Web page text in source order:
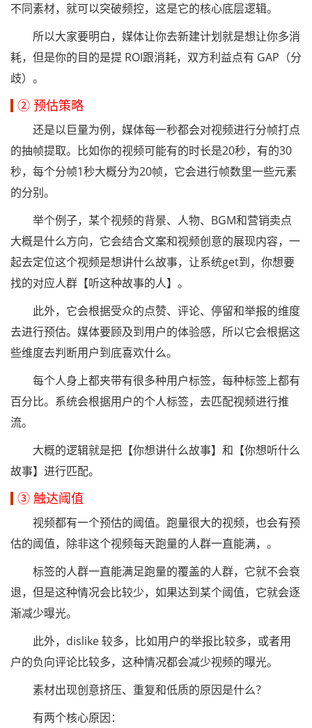
不同素材，就可以突破频控，这是它的核心底层逻辑。
所以大家要明白，媒体让你去新建计划就是想让你多消
耗，但是你的目的是提 ROI跟消耗，双方利益点有 GAP（分
歧）。
② 预估策略
还是以巨量为例，媒体每一秒都会对视频进行分帧打点
的抽帧提取。比如你的视频可能有的时长是20秒，有的30
秒，每个分帧1秒大概分为20帧，它会进行帧数里一些元素
的分别。
举个例子，某个视频的背景、人物、BGM和营销卖点
大概是什么方向，它会结合文案和视频创意的展现内容，一
起去定位这个视频是想讲什么故事，让系统get到，你想要
找的对应人群【听这种故事的人】。
此外，它会根据受众的点赞、评论、停留和举报的维度
去进行预估。媒体要顾及到用户的体验感，所以它会根据这
些维度去判断用户到底喜欢什么。
每个人身上都夹带有很多种用户标签，每种标签上都有
百分比。系统会根据用户的个人标签，去匹配视频进行推
流。
大概的逻辑就是把【你想讲什么故事】和【你想听什么
故事】进行匹配。
③ 触达阈值
视频都有一个预估的阈值。跑量很大的视频，也会有预
估的阈值，除非这个视频每天跑量的人群一直能满，。
标签的人群一直能满足跑量的覆盖的人群，它就不会衰
退，但是这种情况会比较少，如果达到某个阈值，它就会逐
渐减少曝光。
此外，dislike 较多，比如用户的举报比较多，或者用
户的负向评论比较多，这种情况都会减少视频的曝光。
素材出现创意挤压、重复和低质的原因是什么？
有两个核心原因：